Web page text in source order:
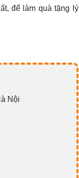
để làm quà tặng lý
Nội